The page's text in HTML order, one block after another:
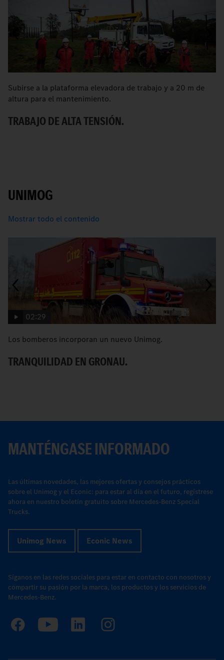
Subirse a la plataforma elevadora de trabajo y a 20 m de
altura para el mantenimiento.
TRABAJO DE ALTA TENSIÓN.
UNIMOG
Mostrar todo el contenido
02:29
Los bomberos incorporan un nuevo Unimog.
TRANQUILIDAD EN GRONAU.
MANTÉNGASE INFORMADO
Las últimas novedades, las mejores ofertas y consejos prácticos
sobre el Unimog y el Econic: para estar al día en el futuro, regístrese
ahora en nuestro boletín gratuito sobre Mercedes-Benz Special
Trucks.
Unimog News Econic News
Síganos en las redes sociales para estar en contacto con nosotros y
compartir su pasión por la marca, los productos y los servicios de
Mercedes-Benz.